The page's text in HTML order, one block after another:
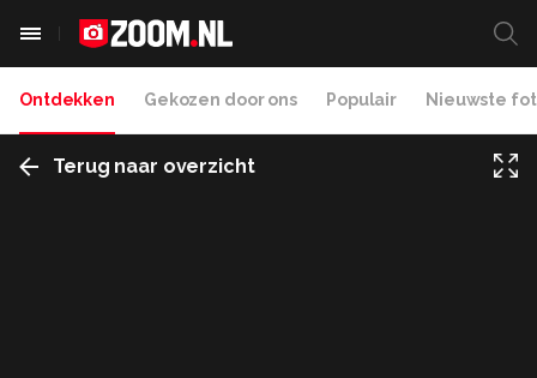
Ontdekken Gekozen door ons Populair Nieuwste
Terug naar overzicht